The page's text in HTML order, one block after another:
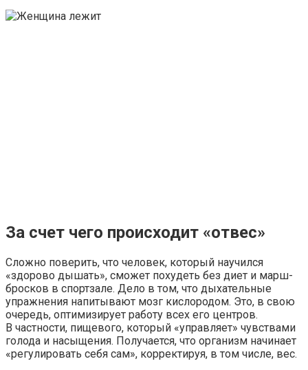
За счет чего происходит «отвес»
Сложно поверить, что человек, который научился
«здорово дышать», сможет похудеть без диет и марш-
бросков в спортзале. Дело в том, что дыхательные
упражнения напитывают мозг кислородом. Это, в свою
очередь, оптимизирует работу всех его центров.
В частности, пищевого, который «управляет» чувствами
голода и насыщения. Получается, что организм начинает
«регулировать себя сам», корректируя, в том числе, вес.